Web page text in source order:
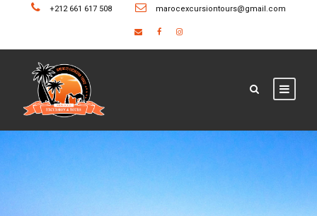
+212 661 617 508 marocexcursiontours@gmail.com